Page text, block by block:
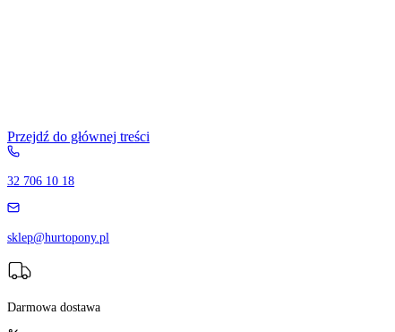
Przejdź do głównej treści
32 706 10 18
sklep@hurtopony.pl